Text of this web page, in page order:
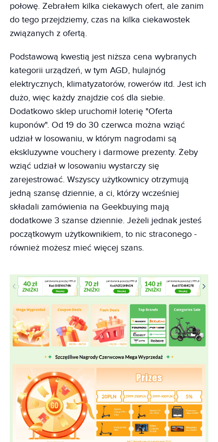
połowę. Zebrałem kilka ciekawych ofert, ale zanim
do tego przejdziemy, czas na kilka ciekawostek
związanych z ofertą.
Podstawową kwestią jest niższa cena wybranych
kategorii urządzeń, w tym AGD, hulajnóg
elektrycznych, klimatyzatorów, rowerów itd. Jest ich
dużo, więc każdy znajdzie coś dla siebie.
Dodatkowo sklep uruchomił loterię "Oferta
kuponów". Od 19 do 30 czerwca można wziąć
udział w losowaniu, w którym nagrodami są
ekskluzywne vouchery i darmowe prezenty. Żeby
wziąć udział w losowaniu wystarczy się
zarejestrować. Wszyscy użytkownicy otrzymują
jedną szansę dziennie, a ci, którzy wcześniej
składali zamówienia na Geekbuying mają
dodatkowe 3 szanse dziennie. Jeżeli jednak jesteś
początkowym użytkownikiem, to nic straconego -
również możesz mieć więcej szans.